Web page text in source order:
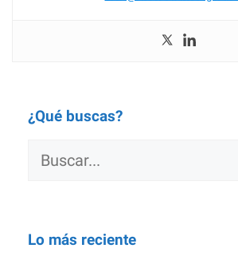
¿Qué buscas?
Buscar:
Lo más reciente